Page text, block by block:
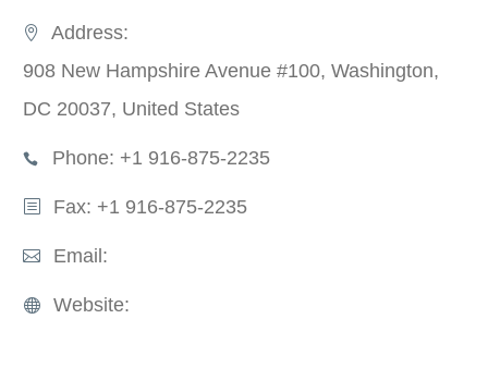
Address:
908 New Hampshire Avenue #100, Washington,
DC 20037, United States
Phone: +1 916-875-2235
Fax: +1 916-875-2235
Email:
Website: